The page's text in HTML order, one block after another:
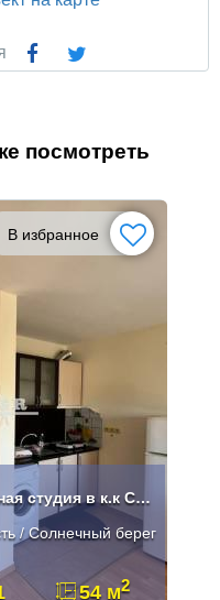
посмотреть
В избранное
Продается очень просторная студия в к.к Солнечный Берег
/ Солнечный берег
54 м2